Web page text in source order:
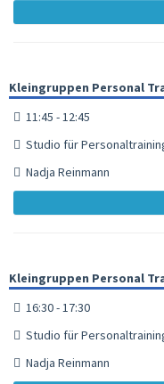
Kleingruppen Personal
11:45 - 12:45
Studio für
Nadja Reinmann
Kleingruppen Personal
16:30 - 17:30
Studio für
Nadja Reinmann